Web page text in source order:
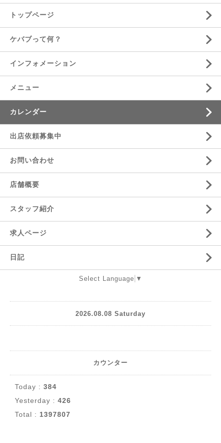
トップページ
ケバブって何？
インフォメーション
メニュー
カレンダー
出店依頼募集中
お問い合わせ
店舗概要
スタッフ紹介
求人ページ
日記
Select Language ▼
2026.08.08 Saturday
カウンター
Today : 384
Yesterday : 426
Total : 1397807